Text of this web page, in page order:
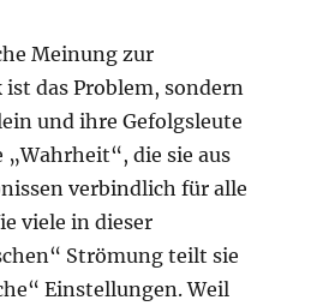
Meinung zur
das Problem, sondern
und ihre Gefolgsleute
die sie aus
verbindlich für alle
viele in dieser
Strömung teilt sie
Einstellungen. Weil